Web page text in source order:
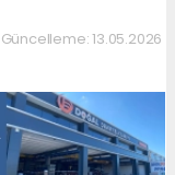
13.05.2026